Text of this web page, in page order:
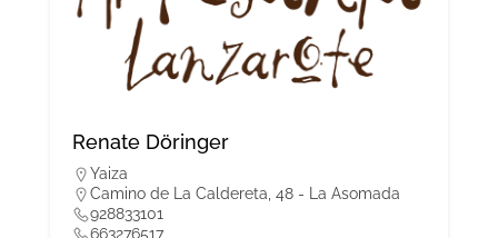
Renate Döringer
Yaiza
Camino de La Caldereta, 48 - La Asomada
928833101
663276517